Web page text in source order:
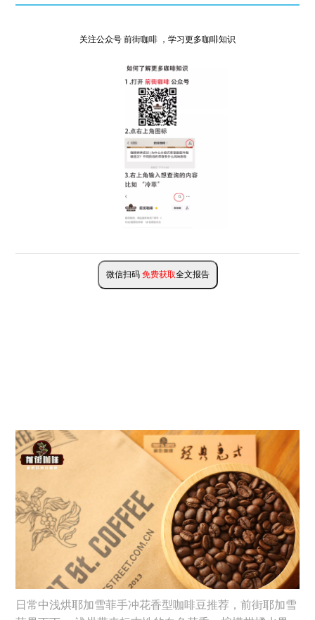
关注公众号 前街咖啡 ，学习更多咖啡知识
微信扫码 免费获取全文报告
日常中浅烘耶加雪菲手冲花香型咖啡豆推荐，前街耶加雪